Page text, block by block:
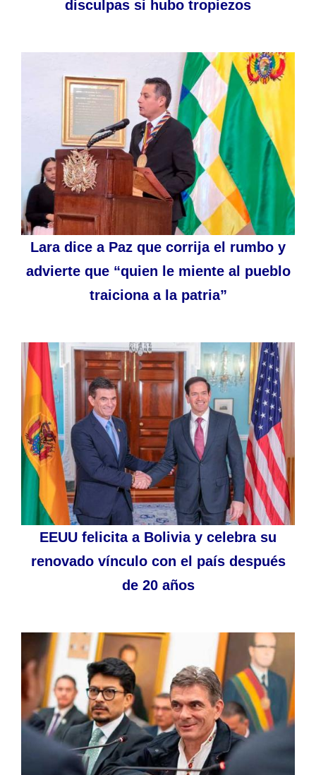
disculpas si hubo tropiezos
Lara dice a Paz que corrija el rumbo y
advierte que “quien le miente al pueblo
traiciona a la patria”
EEUU felicita a Bolivia y celebra su
renovado vínculo con el país después
de 20 años